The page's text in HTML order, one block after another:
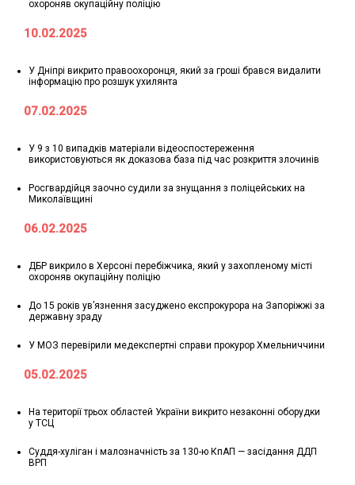
охороняв окупаційну поліцію
10.02.2025
У Дніпрі викрито правоохоронця, який за гроші брався видалити
інформацію про розшук ухилянта
07.02.2025
У 9 з 10 випадків матеріали відеоспостереження
використовуються як доказова база під час розкриття злочинів
Росгвардійця заочно судили за знущання з поліцейських на
Миколаївщині
06.02.2025
ДБР викрило в Херсоні перебіжчика, який у захопленому місті
охороняв окупаційну поліцію
До 15 років ув’язнення засуджено експрокурора на Запоріжжі за
державну зраду
У МОЗ перевірили медекспертні справи прокурор Хмельниччини
05.02.2025
На території трьох областей України викрито незаконні оборудки
у ТСЦ
Суддя-хуліган і малозначність за 130-ю КпАП — засідання ДДП
ВРП